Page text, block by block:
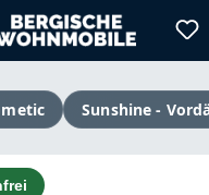
Sunshine -